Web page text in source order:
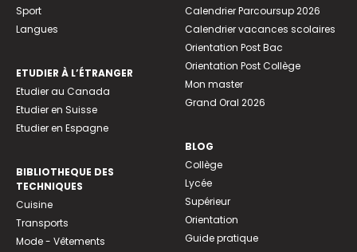
Sport
Langues
ETUDIER À L’ÉTRANGER
Etudier au Canada
Etudier en Suisse
Etudier en Espagne
BIBLIOTHEQUE DES
TECHNIQUES
Cuisine
Transports
Mode - Vêtements
Calendrier Parcoursup 2026
Calendrier vacances scolaires
Orientation Post Bac
Orientation Post Collège
Mon master
Grand Oral 2026
BLOG
Collège
Lycée
Supérieur
Orientation
Guide pratique